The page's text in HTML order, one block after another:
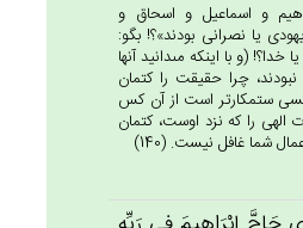
و اسماعيل و اسحاق و
يا نصرانى بودند»؟! بگو:
خدا؟! (و با اينكه مى‏دانيد آنها
چرا حقيقت را كتمان
ستمكارتر است از آن كس
را كه نزد اوست، كتمان
شما غافل نيست. (140)